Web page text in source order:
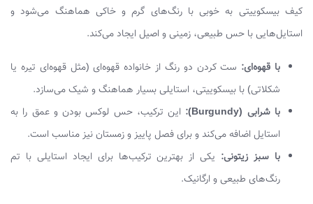
کیف بیسکوییتی به خوبی با رنگ‌های گرم و خاکی هماهنگ می‌شود و
استایل‌هایی با حس طبیعی، زمینی و اصیل ایجاد می‌کند.
با قهوه‌ای: ست کردن دو رنگ از خانواده قهوه‌ای (مثل قهوه‌ای تیره یا
شکلاتی) با بیسکوییتی، استایلی بسیار هماهنگ و شیک می‌سازد.
با شرابی (Burgundy):
این ترکیب، حس لوکس بودن و عمق را به
استایل اضافه می‌کند و برای فصل پاییز و زمستان نیز مناسب است.
با سبز زیتونی: یکی از بهترین ترکیب‌ها برای ایجاد استایلی با تم
رنگ‌های طبیعی و ارگانیک.